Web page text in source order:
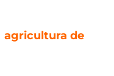
agricultura de